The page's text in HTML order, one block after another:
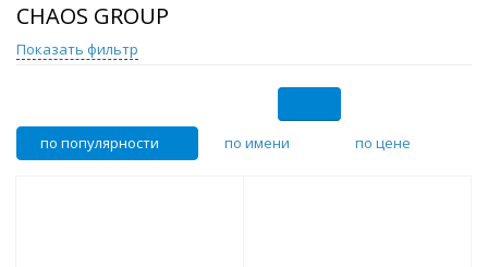
CHAOS GROUP
Показать фильтр
по популярности по имени по цене